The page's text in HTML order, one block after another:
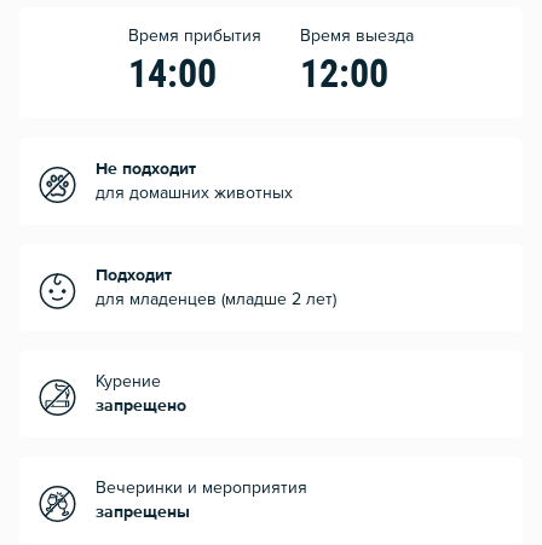
Время прибытия
14:00
Время выезда
12:00
Не подходит
для домашних животных
Подходит
для младенцев (младше 2 лет)
Курение
запрещено
Вечеринки и мероприятия
запрещены